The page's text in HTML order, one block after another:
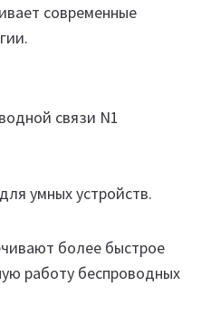
современные
связи N1
умных устройств.
более быстрое
работу беспроводных